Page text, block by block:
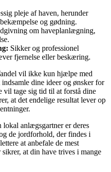
pleje af haven, herunder
og gødning.
om haveplanlægning,
Sikker og professionel
fjernelse eller beskæring.
vil ikke kun hjælpe med
dine ideer og ønsker for
vil tage sig tid til at forstå dine
at det endelige resultat lever op
lokal anlægsgartner er deres
de jordforhold, der findes i
at anbefale de mest
at din have trives i mange